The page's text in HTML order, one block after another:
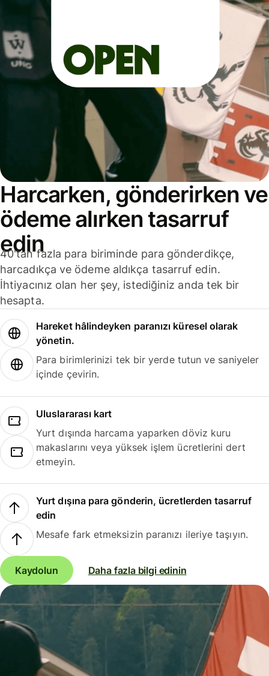
Harcarken, gönderirken ve
ödeme alırken tasarruf
edin
40'tan fazla para biriminde para gönderdikçe,
harcadıkça ve ödeme aldıkça tasarruf edin.
İhtiyacınız olan her şey, istediğiniz anda tek bir
hesapta.
Hareket hâlindeyken paranızı küresel olarak
yönetin.
Para birimlerinizi tek bir yerde tutun ve saniyeler
içinde çevirin.
Uluslararası kart
Yurt dışında harcama yaparken döviz kuru
makaslarını veya yüksek işlem ücretlerini dert
etmeyin.
Yurt dışına para gönderin, ücretlerden tasarruf
edin
Mesafe fark etmeksizin paranızı ileriye taşıyın.
Kaydolun Daha fazla bilgi edinin